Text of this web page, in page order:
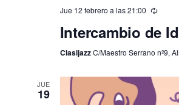
Jue 12 febrero a las 21:00
Intercambio de
ClasijazzC/Maestro Serrano nº9,
JUE
19